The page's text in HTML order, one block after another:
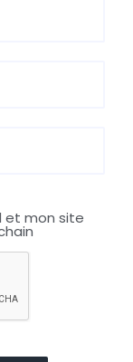
et mon site